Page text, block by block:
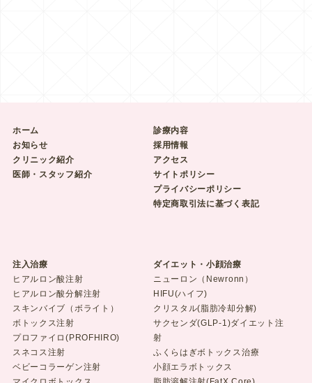
ホーム
お知らせ
クリニック紹介
医師・スタッフ紹介
診療内容
採用情報
アクセス
サイトポリシー
プライバシーポリシー
特定商取引法に基づく表記
注入治療
ヒアルロン酸注射
ヒアルロン酸分解注射
スキンバイブ（ボライト）
ボトックス注射
プロファイロ(PROFHIRO)
スネコス注射
ベビーコラーゲン注射
ダイエット・小顔治療
ニューロン（Newronn）
HIFU(ハイフ)
クリスタル(脂肪冷却分解)
サクセンダ(GLP-1)ダイエット注
射
ふくらはぎボトックス治療
小顔エラボトックス